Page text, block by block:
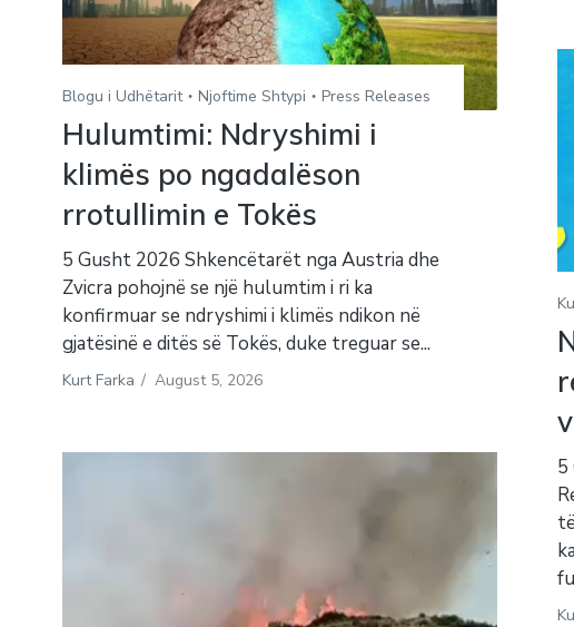
Blogu i Udhëtarit Njoftime Shtypi Press Releases
Hulumtimi: Ndryshimi i
klimës po ngadalëson
rrotullimin e Tokës
5 Gusht 2026 Shkencëtarët nga Austria dhe
Zvicra pohojnë se një hulumtim i ri ka
konfirmuar se ndryshimi i klimës ndikon në
gjatësinë e ditës së Tokës, duke treguar se...
Kurt Farka / August 5, 2026
5